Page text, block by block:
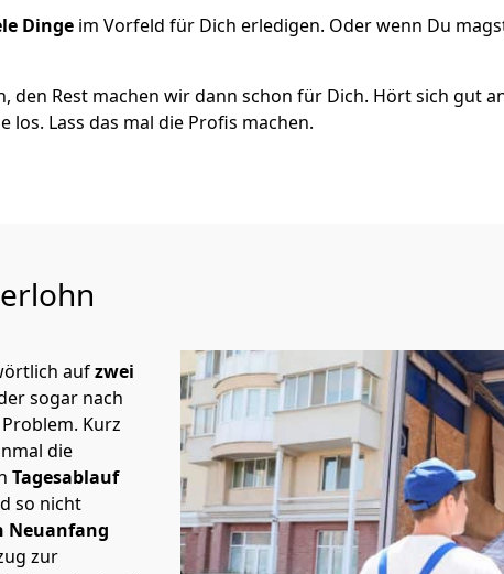
Dinge im Vorfeld für Dich erledigen. Oder wenn Du
Rest machen wir dann schon für Dich. Hört sich gut
los. Lass das mal die Profis machen.
aufzwei
sogar nach
Kurz
die
Tagesablauf
so nicht
Neuanfang
zur